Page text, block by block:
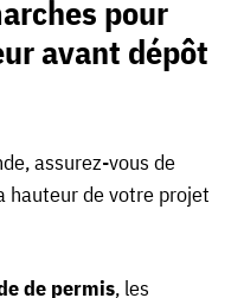
pour
avant dépôt
assurez-vous de
hauteur de votre projet
de permis, les